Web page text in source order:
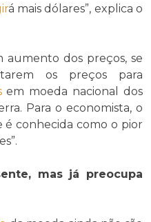
á mais dólares”, explica o
aumento dos preços, se
os preços para
em moeda nacional dos
Para o economista, o
é conhecida como o pior
mas já preocupa